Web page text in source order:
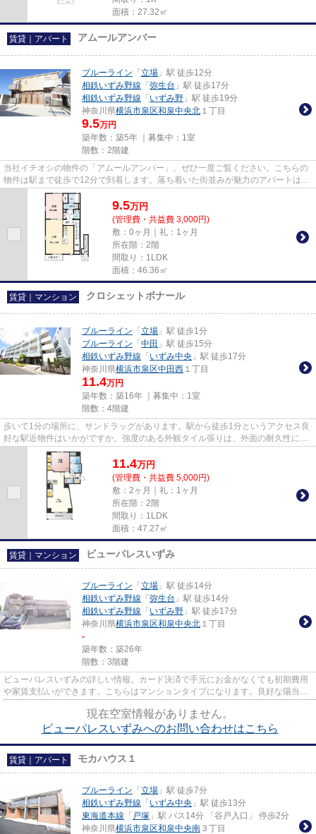
面積：27.32㎡
賃貸｜アパート アムールアンバー
ブルーライン 「 立場 」駅 徒歩12分
相鉄いずみ野線 「 弥生台 」駅 徒歩17分
相鉄いずみ野線 「 いずみ野 」駅 徒歩19分
神奈川県横浜市泉区和泉中央北 １丁目
9.5万円
築年数：築5年 ｜募集中： 1室
階数：2階建
当社イチオシの物件の「アムールアンバー」。ぜひ一度ご覧ください。こちらの
物件は駅まで徒歩で12分で到着します。落ち着いた街並みが魅力のアパートはこ
ちらです。初期費用カード決...
9.5万円
(管理費・共益費 3,000円)
敷：0ヶ月｜礼：1ヶ月
所在階：2階
間取り：1LDK
面積：46.36㎡
賃貸｜マンション クロシェットボナール
ブルーライン 「 立場 」駅 徒歩1分
ブルーライン 「 中田 」駅 徒歩15分
相鉄いずみ野線 「 いずみ中央 」駅 徒歩17分
神奈川県横浜市泉区中田西 １丁目
11.4万円
築年数：築16年 ｜募集中： 1室
階数：4階建
歩いて1分の場所に、サンドラッグがあります。駅から徒歩1分というアクセス良
好な駅近物件はいかがですか。強度のある外観タイル張りは、外面の耐久性にも
優れます。興味を持った方は...
11.4万円
(管理費・共益費 5,000円)
敷：2ヶ月｜礼：1ヶ月
所在階：2階
間取り：1LDK
面積：47.27㎡
賃貸｜マンション ビューパレスいずみ
ブルーライン 「 立場 」駅 徒歩14分
相鉄いずみ野線 「 弥生台 」駅 徒歩14分
相鉄いずみ野線 「 いずみ野 」駅 徒歩17分
神奈川県横浜市泉区和泉中央北 １丁目
-
築年数：築26年
階数：3階建
ビューパレスいずみの詳しい情報。カード決済で手元にお金がなくても初期費用
や家賃支払いができます。こちらはマンションタイプになります。良好な陽当り
現在空室情報がありません。
ビューパレスいずみへのお問い合わせはこちら
賃貸｜アパート モカハウス１
ブルーライン 「 立場 」駅 徒歩7分
相鉄いずみ野線 「 いずみ中央 」駅 徒歩13分
東海道本線 「 戸塚 」駅 バス14分 「谷戸入口」 停歩2分
神奈川県横浜市泉区和泉中央南 ３丁目